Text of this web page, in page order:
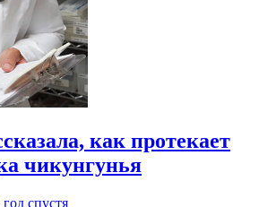
как протекает
чикунгунья
год спустя